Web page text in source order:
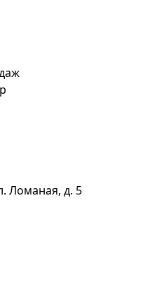
Ломаная, д. 5